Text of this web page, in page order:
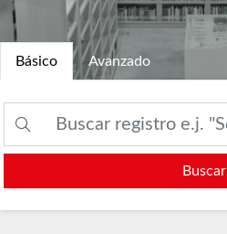
Básico Avanzado
Buscar